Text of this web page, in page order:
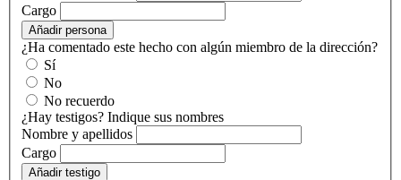
Cargo
Añadir persona
¿Ha comentado este hecho con algún miembro de la dirección?
Sí
No
No recuerdo
¿Hay testigos? Indique sus nombres
Nombre y apellidos
Cargo
Añadir testigo